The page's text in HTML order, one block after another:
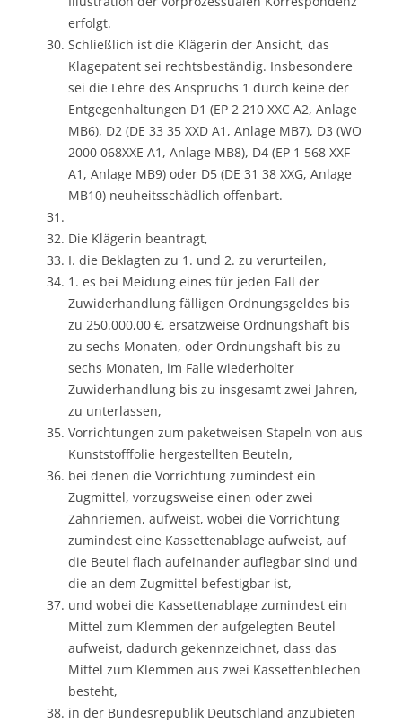
erfolgt.
Schließlich ist die Klägerin der Ansicht, das
Klagepatent sei rechtsbeständig. Insbesondere
sei die Lehre des Anspruchs 1 durch keine der
Entgegenhaltungen D1 (EP 2 210 XXC A2, Anlage
MB6), D2 (DE 33 35 XXD A1, Anlage MB7), D3 (WO
2000 068XXE A1, Anlage MB8), D4 (EP 1 568 XXF
A1, Anlage MB9) oder D5 (DE 31 38 XXG, Anlage
MB10) neuheitsschädlich offenbart.
Die Klägerin beantragt,
I. die Beklagten zu 1. und 2. zu verurteilen,
1. es bei Meidung eines für jeden Fall der
Zuwiderhandlung fälligen Ordnungsgeldes bis
zu 250.000,00 €, ersatzweise Ordnungshaft bis
zu sechs Monaten, oder Ordnungshaft bis zu
sechs Monaten, im Falle wiederholter
Zuwiderhandlung bis zu insgesamt zwei Jahren,
zu unterlassen,
Vorrichtungen zum paketweisen Stapeln von aus
Kunststofffolie hergestellten Beuteln,
bei denen die Vorrichtung zumindest ein
Zugmittel, vorzugsweise einen oder zwei
Zahnriemen, aufweist, wobei die Vorrichtung
zumindest eine Kassettenablage aufweist, auf
die Beutel flach aufeinander auflegbar sind und
die an dem Zugmittel befestigbar ist,
und wobei die Kassettenablage zumindest ein
Mittel zum Klemmen der aufgelegten Beutel
aufweist, dadurch gekennzeichnet, dass das
Mittel zum Klemmen aus zwei Kassettenblechen
besteht,
in der Bundesrepublik Deutschland anzubieten